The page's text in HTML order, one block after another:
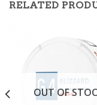
RELATED
OUT OF